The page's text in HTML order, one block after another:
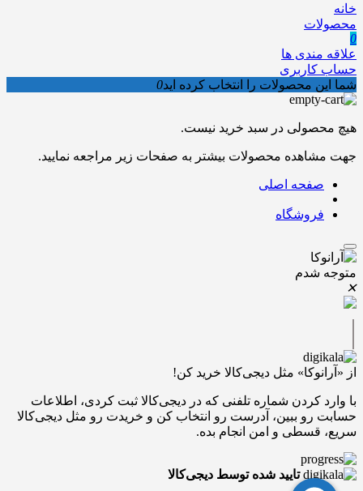
خانه
محصولات
0
علاقه مندی ها
حساب کاربری
شما این محصولات را انتخاب کرده اید0
هیچ محصولی در سبد خرید نیست.
جهت مشاهده محصولات بیشتر به صفحات زیر مراجعه نمایید.
صفحه اصلی
فروشگاه
متوجه شدم
✕
|
از «آرانوکا» مثل دیجی‌کالا خرید کن!
با وارد کردن شماره تلفنی که در دیجی‌کالا ثبت کردی، اطلاعات
حسابت رو ببین، آدرست رو انتخاب کن و خریدت رو مثل دیجی‌کالا
سریع، قسطی و امن انجام بده.
تایید شده توسط دیجی‌کالا